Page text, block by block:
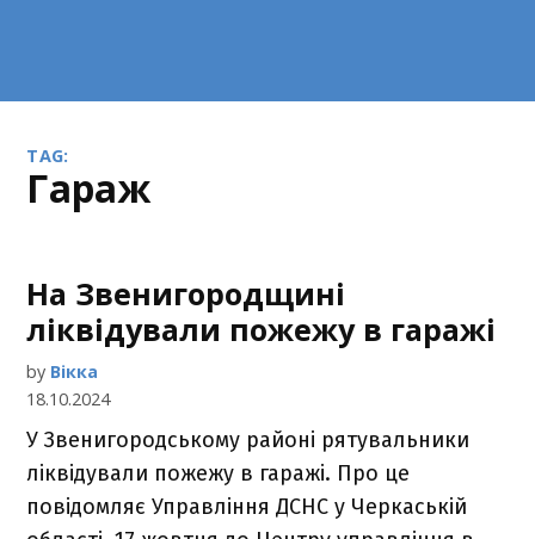
TAG:
гараж
На Звенигородщині
ліквідували пожежу в гаражі
by Вікка
18.10.2024
У Звенигородському районі рятувальники
ліквідували пожежу в гаражі. Про це
повідомляє Управління ДСНС у Черкаській